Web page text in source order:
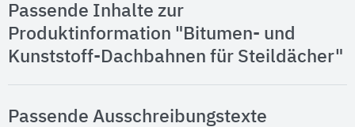
Passende Inhalte zur
Produktinformation "Bitumen- und
Kunststoff-Dachbahnen für Steildächer"
Passende Ausschreibungstexte